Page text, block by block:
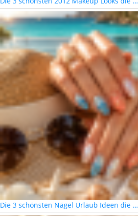
Die 3 schönsten Nägel Urlaub Ideen die …